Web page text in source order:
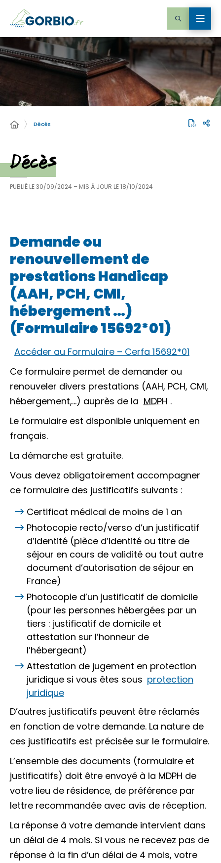
Décès
Décès
PUBLIÉ LE30/09/2024 – MIS À JOUR LE18/10/2024
Demande ou
renouvellement de
prestations Handicap
(AAH, PCH, CMI,
hébergement …)
(Formulaire 15692*01)
Accéder au Formulaire – Cerfa 15692*01
Ce formulaire permet de demander ou
renouveler divers prestations (AAH, PCH, CMI,
hébergement,…) auprès de la MDPH .
Le formulaire est disponible uniquement en
français.
La démarche est gratuite.
Vous devez obligatoirement accompagner
ce formulaire des justificatifs suivants :
Certificat médical de moins de 1 an
Photocopie recto/verso d’un justificatif
d’identité (pièce d’identité ou titre de
séjour en cours de validité ou tout autre
document d’autorisation de séjour en
France)
Photocopie d’un justificatif de domicile
(pour les personnes hébergées par un
tiers : justificatif de domicile et
attestation sur l’honneur de
l’hébergeant)
Attestation de jugement en protection
juridique si vous êtes sous protection
juridique
D’autres justificatifs peuvent être réclamés
en fonction de votre demande. La nature de
ces justificatifs est précisée sur le formulaire.
L’ensemble des documents (formulaire et
justificatifs) doit être envoyé à la MDPH de
votre lieu de résidence, de préférence par
lettre recommandée avec avis de réception.
La réponse à votre demande intervient dans
un délai de 4 mois. Si vous ne recevez pas de
réponse à la fin d’un délai de 4 mois, votre